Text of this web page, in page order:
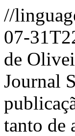
//
07-
de
Journal
tanto de